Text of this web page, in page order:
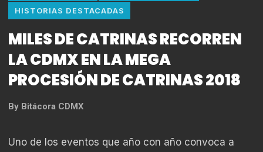
HISTORIAS DESTACADAS
MILES DE CATRINAS RECORREN
LA CDMX EN LA MEGA
PROCESIÓN DE CATRINAS 2018
By Bitácora CDMX
Uno de los eventos que año con año convoca a